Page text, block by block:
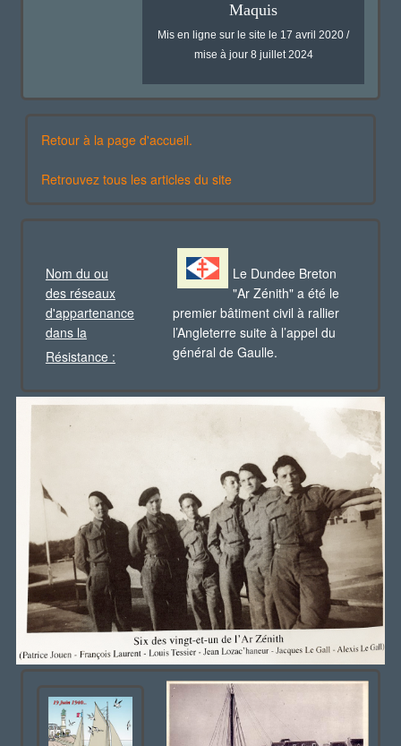
Maquis
Mis en ligne sur le site le 17 avril 2020 /
mise à jour 8 juillet 2024
Retour à la page d'accueil.
Retrouvez tous les articles du site
Nom du ou
des réseaux
d'appartenance
dans la
Résistance :
Le Dundee Breton
"Ar Zénith" a été le
premier bâtiment civil à rallier
l’Angleterre suite à l’appel du
général de Gaulle.